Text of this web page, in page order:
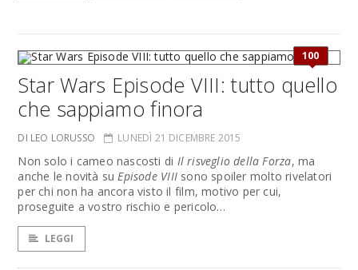
100
Star Wars Episode VIII: tutto quello
che sappiamo finora
DI LEO LORUSSO LUNEDÌ 21 DICEMBRE 2015
Non solo i cameo nascosti di Il risveglio della Forza, ma
anche le novità suEpisode VIIIsono spoiler molto rivelatori
per chi non ha ancora visto il film, motivo per cui,
proseguite a vostro rischio e pericolo…
LEGGI